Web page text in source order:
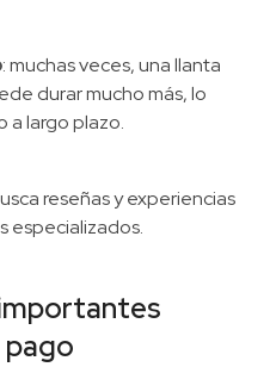
: muchas veces, una llanta
durar mucho más, lo
a largo plazo.
reseñas y experiencias
especializados.